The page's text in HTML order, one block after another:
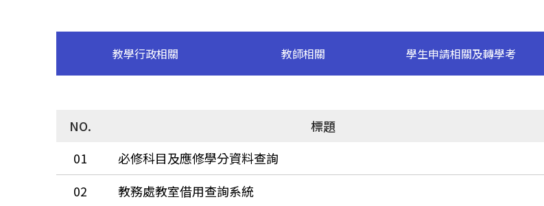
教學行政相關 教師相關 學生申請相關及轉學考
NO. 標題
01
必修科目及應修學分資料查詢
02
教務處教室借用查詢系統